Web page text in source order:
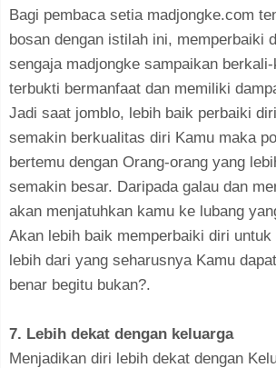
Bagi pembaca setia madjongke.com
bosan dengan istilah ini, memperbaiki
sengaja madjongke sampaikan
terbukti bermanfaat dan memiliki
Jadi saat jomblo, lebih baik perbaiki
semakin berkualitas diri Kamu maka
bertemu dengan Orang-orang yang
semakin besar. Daripada galau dan
akan menjatuhkan kamu ke lubang
Akan lebih baik memperbaiki diri untuk
lebih dari yang seharusnya Kamu
benar begitu bukan?.
7. Lebih dekat dengan keluarga
Menjadikan diri lebih dekat dengan